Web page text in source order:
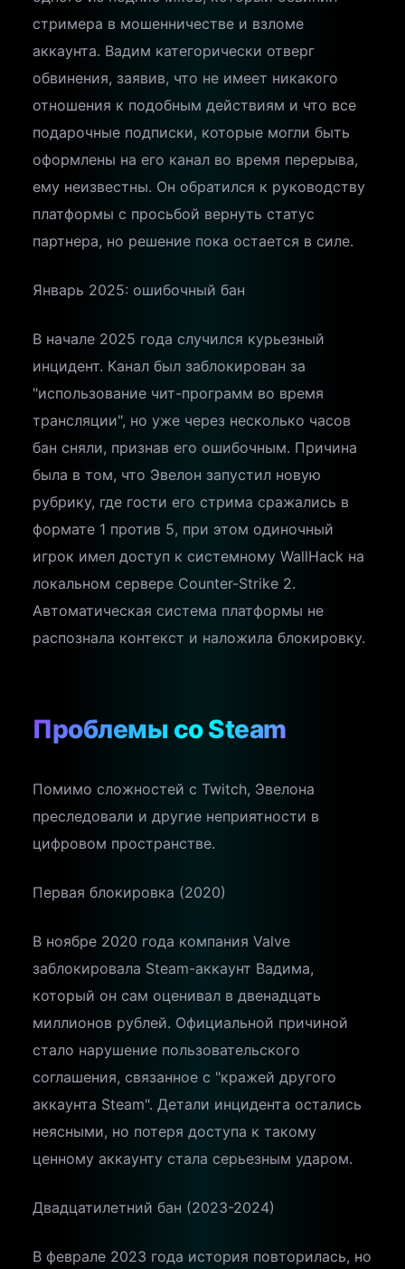
стримера в мошенничестве и взломе
аккаунта. Вадим категорически отверг
обвинения, заявив, что не имеет никакого
отношения к подобным действиям и что все
подарочные подписки, которые могли быть
оформлены на его канал во время перерыва,
ему неизвестны. Он обратился к руководству
платформы с просьбой вернуть статус
партнера, но решение пока остается в силе.
Январь 2025: ошибочный бан
В начале 2025 года случился курьезный
инцидент. Канал был заблокирован за
"использование чит-программ во время
трансляции", но уже через несколько часов
бан сняли, признав его ошибочным. Причина
была в том, что Эвелон запустил новую
рубрику, где гости его стрима сражались в
формате 1 против 5, при этом одиночный
игрок имел доступ к системному WallHack на
локальном сервере Counter-Strike 2.
Автоматическая система платформы не
распознала контекст и наложила блокировку.
Проблемы со Steam
Помимо сложностей с Twitch, Эвелона
преследовали и другие неприятности в
цифровом пространстве.
Первая блокировка (2020)
В ноябре 2020 года компания Valve
заблокировала Steam-аккаунт Вадима,
который он сам оценивал в двенадцать
миллионов рублей. Официальной причиной
стало нарушение пользовательского
соглашения, связанное с "кражей другого
аккаунта Steam". Детали инцидента остались
неясными, но потеря доступа к такому
ценному аккаунту стала серьезным ударом.
Двадцатилетний бан (2023-2024)
В феврале 2023 года история повторилась, но